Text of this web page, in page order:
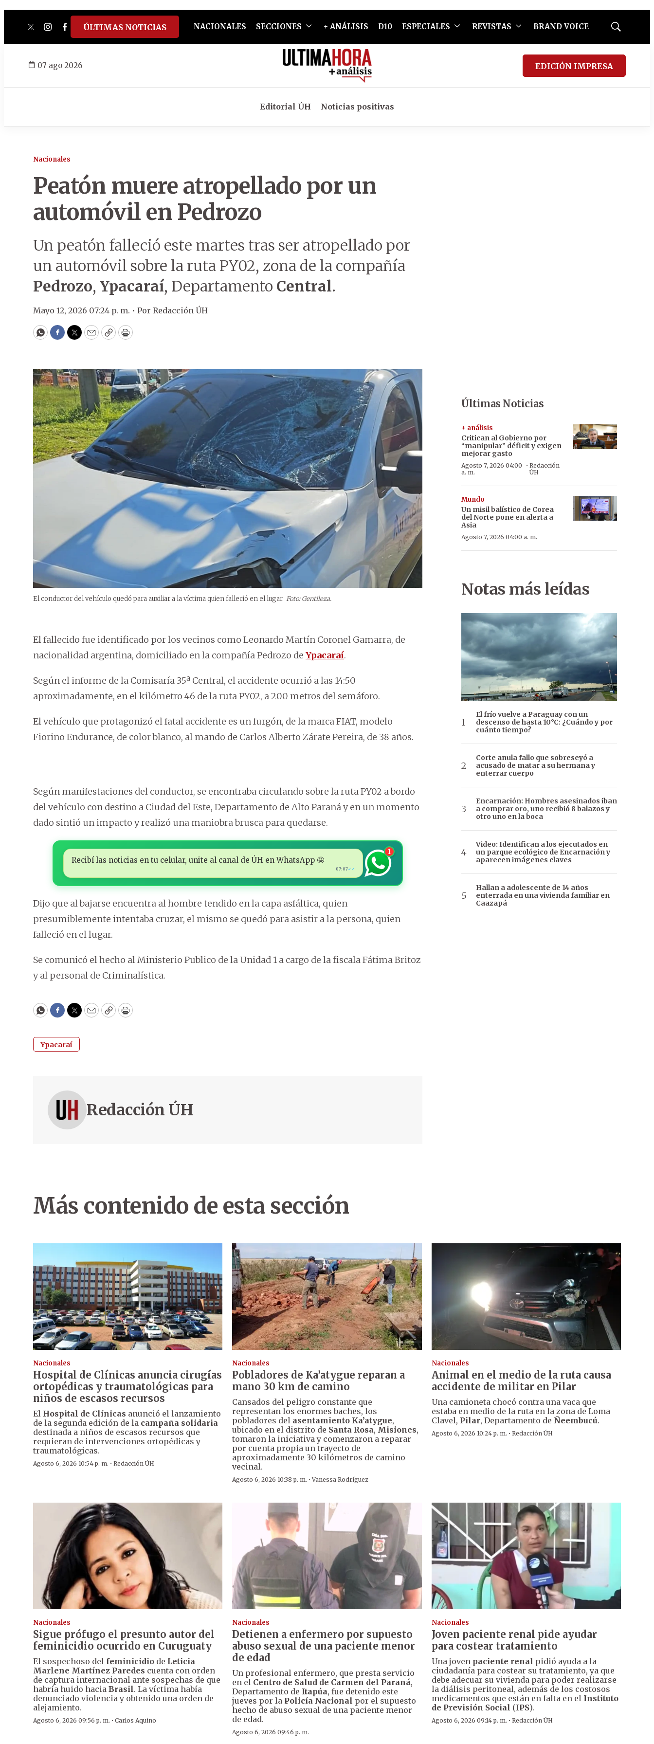
twitterinstagram
facebook
tiktokyoutube
spotify
ÚLTIMAS NOTICIAS NACIONALES SECCIONES + ANÁLISIS D10 ESPECIALES REVISTAS BRAND VOICE
Mostrar
07 ago 2026 EDICIÓN IMPRESA
Editorial ÚH Noticias positivas
Nacionales
Peatón muere atropellado por un
automóvil en Pedrozo
Un peatón falleció este martes tras ser atropellado por
un automóvil sobre la ruta PY02, zona de la compañía
Pedrozo, Ypacaraí, Departamento Central.
Mayo 12, 2026 07:24 p. m. • Por Redacción ÚH
WhatsApp
Facebook
Twitter
EmailCopyPrint
El conductor del vehículo quedó para auxiliar a la víctima quien falleció en el lugar. Foto: Gentileza.
El fallecido fue identificado por los vecinos como Leonardo Martín Coronel Gamarra, de
nacionalidad argentina, domiciliado en la compañía Pedrozo de Ypacaraí.
Según el informe de la Comisaría 35ª Central, el accidente ocurrió a las 14:50
aproximadamente, en el kilómetro 46 de la ruta PY02, a 200 metros del semáforo.
El vehículo que protagonizó el fatal accidente es un furgón, de la marca FIAT, modelo
Fiorino Endurance, de color blanco, al mando de Carlos Alberto Zárate Pereira, de 38 años.
Según manifestaciones del conductor, se encontraba circulando sobre la ruta PY02 a bordo
del vehículo con destino a Ciudad del Este, Departamento de Alto Paraná y en un momento
dado sintió un impacto y realizó una maniobra brusca para quedarse.
Recibí las noticias en tu celular, unite al canal de ÚH en WhatsApp 🤩
07:07✓✓
1
Dijo que al bajarse encuentra al hombre tendido en la capa asfáltica, quien
presumiblemente intentaba cruzar, el mismo se quedó para asistir a la persona, quien
falleció en el lugar.
Se comunicó el hecho al Ministerio Publico de la Unidad 1 a cargo de la fiscala Fátima Britoz
y al personal de Criminalística.
WhatsApp
Facebook
Twitter
EmailCopyPrint
Ypacaraí
Redacción ÚH
Últimas Noticias
+ análisis
Critican al Gobierno por
“manipular” déficit y exigen
mejorar gasto
Agosto 7, 2026 04:00
a. m.
· Redacción
ÚH
Mundo
Un misil balístico de Corea
del Norte pone en alerta a
Asia
Agosto 7, 2026 04:00 a. m.
Notas más leídas
El frío vuelve a Paraguay con un
descenso de hasta 10°C: ¿Cuándo y por
cuánto tiempo?
Corte anula fallo que sobreseyó a
acusado de matar a su hermana y
enterrar cuerpo
Encarnación: Hombres asesinados iban
a comprar oro, uno recibió 8 balazos y
otro uno en la boca
Video: Identifican a los ejecutados en
un parque ecológico de Encarnación y
aparecen imágenes claves
Hallan a adolescente de 14 años
enterrada en una vivienda familiar en
Caazapá
Más contenido de esta sección
Nacionales
Hospital de Clínicas anuncia cirugías
ortopédicas y traumatológicas para
niños de escasos recursos
El Hospital de Clínicas anunció el lanzamiento
de la segunda edición de la campaña solidaria
destinada a niños de escasos recursos que
requieran de intervenciones ortopédicas y
traumatológicas.
Agosto 6, 2026 10:54 p. m. · Redacción ÚH
Nacionales
Pobladores de Ka’atygue reparan a
mano 30 km de camino
Cansados del peligro constante que
representan los enormes baches, los
pobladores del asentamiento Ka’atygue,
ubicado en el distrito de Santa Rosa, Misiones,
tomaron la iniciativa y comenzaron a reparar
por cuenta propia un trayecto de
aproximadamente 30 kilómetros de camino
vecinal.
Agosto 6, 2026 10:38 p. m. ·Vanessa Rodríguez
Nacionales
Animal en el medio de la ruta causa
accidente de militar en Pilar
Una camioneta chocó contra una vaca que
estaba en medio de la ruta en la zona de Loma
Clavel, Pilar, Departamento de Ñeembucú.
Agosto 6, 2026 10:24 p. m. · Redacción ÚH
Nacionales
Sigue prófugo el presunto autor del
feminicidio ocurrido en Curuguaty
El sospechoso del feminicidio de Leticia
Marlene Martínez Paredes cuenta con orden
de captura internacional ante sospechas de que
habría huido hacia Brasil. La víctima había
denunciado violencia y obtenido una orden de
alejamiento.
Agosto 6, 2026 09:56 p. m. · Carlos Aquino
Nacionales
Detienen a enfermero por supuesto
abuso sexual de una paciente menor
de edad
Un profesional enfermero, que presta servicio
en el Centro de Salud de Carmen del Paraná,
Departamento de Itapúa, fue detenido este
jueves por la Policía Nacional por el supuesto
hecho de abuso sexual de una paciente menor
de edad.
Agosto 6, 2026 09:46 p. m.
Nacionales
Joven paciente renal pide ayudar
para costear tratamiento
Una joven paciente renal pidió ayuda a la
ciudadanía para costear su tratamiento, ya que
debe adecuar su vivienda para poder realizarse
la diálisis peritoneal, además de los costosos
medicamentos que están en falta en el Instituto
de Previsión Social (IPS).
Agosto 6, 2026 09:14 p. m. · Redacción ÚH